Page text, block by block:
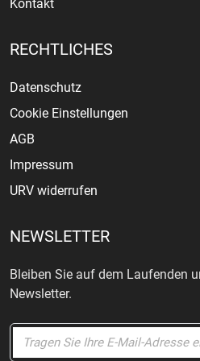
Kontakt
RECHTLICHES
Datenschutz
Cookie Einstellungen
AGB
Impressum
URV widerrufen
NEWSLETTER
Bleiben Sie auf dem Laufenden
Newsletter.